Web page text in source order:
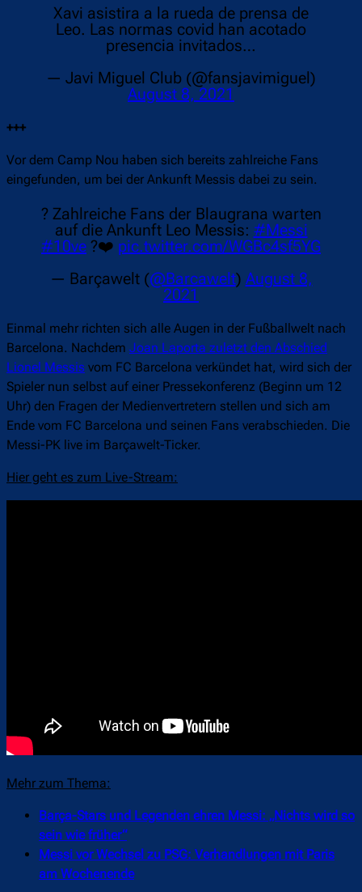
Xavi asistira a la rueda de prensa de
Leo. Las normas covid han acotado
presencia invitados…
— Javi Miguel Club (@fansjavimiguel)
August 8, 2021
+++
Vor dem Camp Nou haben sich bereits zahlreiche Fans
eingefunden, um bei der Ankunft Messis dabei zu sein.
? Zahlreiche Fans der Blaugrana warten
auf die Ankunft Leo Messis: #Messi
#10ve ?❤️ pic.twitter.com/WGBc4sf5YG
— Barçawelt (@Barcawelt) August 8,
2021
Einmal mehr richten sich alle Augen in der Fußballwelt nach
Barcelona. Nachdem Joan Laporta zuletzt den Abschied
Lionel Messis vom FC Barcelona verkündet hat, wird sich der
Spieler nun selbst auf einer Pressekonferenz (Beginn um 12
Uhr) den Fragen der Medienvertretern stellen und sich am
Ende vom FC Barcelona und seinen Fans verabschieden. Die
Messi-PK live im Barçawelt-Ticker.
Hier geht es zum Live-Stream:
Mehr zum Thema:
Barça-Stars und Legenden ehren Messi: „Nichts wird so
sein wie früher“
Messi vor Wechsel zu PSG: Verhandlungen mit Paris
am Wochenende